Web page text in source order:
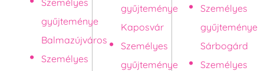
gyűjteménye
Balmazújváros
Személyes
gyűjteménye
Kaposvár
Személyes
gyűjteménye
Személyes
gyűjteménye
Sárbogárd
Személyes